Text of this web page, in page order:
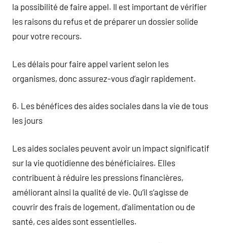
la possibilité de faire appel. Il est important de vérifier
les raisons du refus et de préparer un dossier solide
pour votre recours.
Les délais pour faire appel varient selon les
organismes, donc assurez-vous d’agir rapidement.
6. Les bénéfices des aides sociales dans la vie de tous
les jours
Les aides sociales peuvent avoir un impact significatif
sur la vie quotidienne des bénéficiaires. Elles
contribuent à réduire les pressions financières,
améliorant ainsi la qualité de vie. Qu’il s’agisse de
couvrir des frais de logement, d’alimentation ou de
santé, ces aides sont essentielles.